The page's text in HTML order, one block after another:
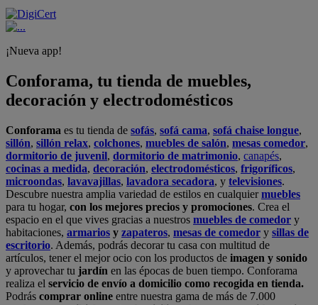
¡Nueva app!
Conforama, tu tienda de muebles,
decoración y electrodomésticos
Conforama es tu tienda de sofás, sofá cama, sofá chaise longue,
sillón, sillón relax, colchones, muebles de salón, mesas comedor,
dormitorio de juvenil, dormitorio de matrimonio, canapés,
cocinas a medida, decoración, electrodomésticos, frigoríficos,
microondas, lavavajillas, lavadora secadora, y televisiones.
Descubre nuestra amplia variedad de estilos en cualquiermuebles
para tu hogar, con los mejores precios y promociones. Crea el
espacio en el que vives gracias a nuestros muebles de comedor y
habitaciones, armarios y zapateros, mesas de comedor y sillas de
escritorio. Además, podrás decorar tu casa con multitud de
artículos, tener el mejor ocio con los productos de imagen y sonido
y aprovechar tu jardín en las épocas de buen tiempo. Conforama
realiza el servicio de envío a domicilio como recogida en tienda.
Podrás comprar online entre nuestra gama de más de 7.000